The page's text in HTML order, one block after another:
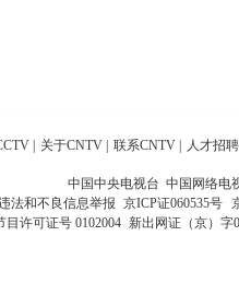
关于CNTV 联系CNTV 人才招聘
中国中央电视台 中国网络电
法和不良信息举报 京ICP证060535号
目许可证号 0102004 新出网证（京）